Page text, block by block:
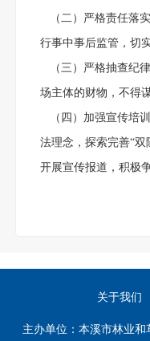
（二）严格责任落
行事中事后监管，切
（三）严格抽查纪
场主体的财物，不得
（四）加强宣传培
法理念，探索完善“
开展宣传报道，积极
关于我们
主办单位：本溪市林业